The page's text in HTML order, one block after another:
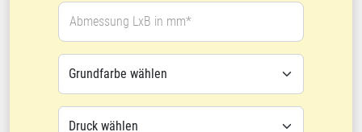
Abmessung LxB in mm*